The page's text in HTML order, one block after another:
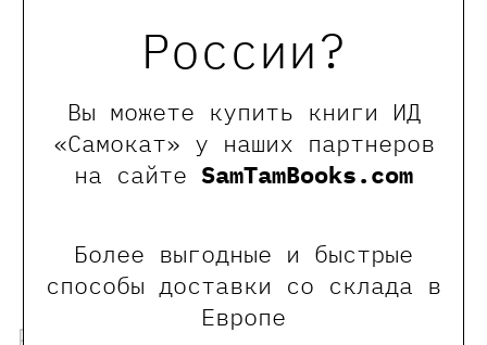
России?
Вы можете купить книги ИД
«Самокат» у наших партнеров
на сайте SamTamBooks.com
Более выгодные и быстрые
способы доставки со склада в
Европе
Отзывы
0
Оставить отзыв